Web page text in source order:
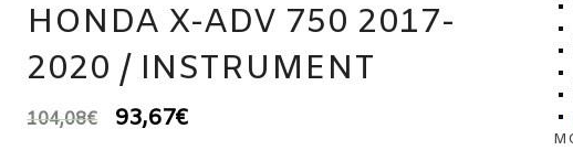
HONDA X-ADV 750 2017-
2020 / INSTRUMENT
104,08€ 93,67€